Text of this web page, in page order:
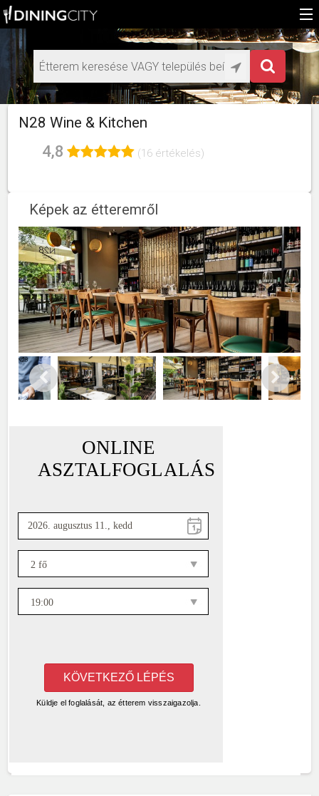
Főoldal
Médiaajánlat éttermeknek
HU
N28 Wine & Kitchen
4,8 (16 értékelés)
Képek az étteremről